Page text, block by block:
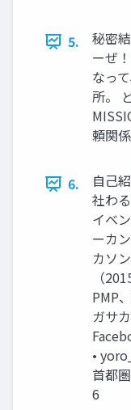
5.
秘密
ーぜ
なっ
所。
頼関
6.
自己
社わ
イベ
ーカ
カソ
（
PMP
ガサ
•
首都
6